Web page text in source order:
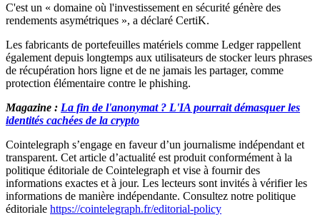
C'est un « domaine où l'investissement en sécurité génère des
rendements asymétriques », a déclaré CertiK.
Les fabricants de portefeuilles matériels comme Ledger rappellent
également depuis longtemps aux utilisateurs de stocker leurs phrases
de récupération hors ligne et de ne jamais les partager, comme
protection élémentaire contre le phishing.
Magazine : La fin de l'anonymat ? L'IA pourrait démasquer les
identités cachées de la crypto
Cointelegraph s’engage en faveur d’un journalisme indépendant et
transparent. Cet article d’actualité est produit conformément à la
politique éditoriale de Cointelegraph et vise à fournir des
informations exactes et à jour. Les lecteurs sont invités à vérifier les
informations de manière indépendante. Consultez notre politique
éditoriale https://cointelegraph.fr/editorial-policy